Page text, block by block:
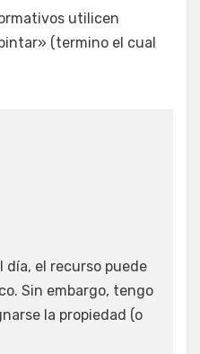
utilicen
(termino el cual
día, el recurso puede
Sin embargo, tengo
la propiedad (o